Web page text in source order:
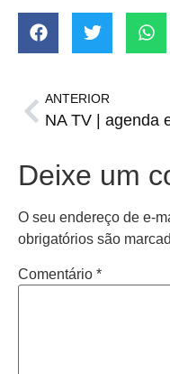
ANTERIOR
Deixe um
O seu endereço de e-
obrigatórios são
Comentário *